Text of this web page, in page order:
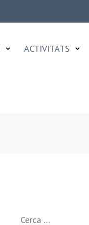
ACTIVITATS